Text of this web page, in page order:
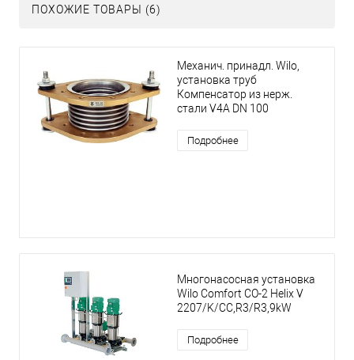
ПОХОЖИЕ ТОВАРЫ (6)
Механич. принадл. Wilo,
установка труб
Компенсатор из нерж.
стали V4A DN 100
Подробнее
Многонасосная установка
Wilo Comfort CO-2 Helix V
2207/K/CC,R3/R3,9kW
Подробнее